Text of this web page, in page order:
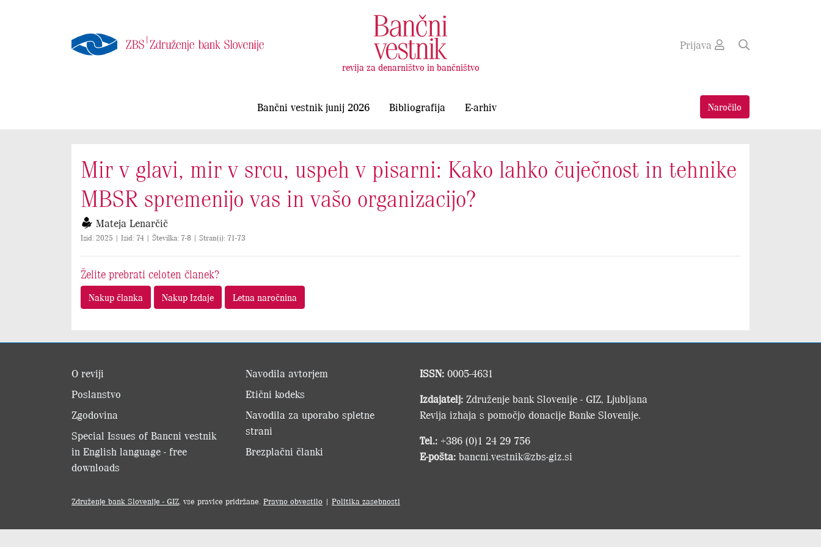
revija za denarništvo in bančništvo
Prijava
Bančni vestnik junij 2026 Bibliografija E-arhiv Naročilo
Mir v glavi, mir v srcu, uspeh v pisarni: Kako lahko čuječnost in tehnike
MBSR spremenijo vas in vašo organizacijo?
Mateja Lenarčič
Izid: 2025 | Izid: 74 | Številka: 7-8 | Stran(i): 71-73
Želite prebrati celoten članek?
Nakup članka Nakup Izdaje Letna naročnina
O reviji
Poslanstvo
Zgodovina
Special Issues of Bancni vestnik
in English language - free
downloads
Navodila avtorjem
Etični kodeks
Navodila za uporabo spletne
strani
Brezplačni članki
ISSN: 0005-4631
Izdajatelj: Združenje bank Slovenije - GIZ, Ljubljana
Revija izhaja s pomočjo donacije Banke Slovenije.
Tel.: +386 (0)1 24 29 756
E-pošta: bancni.vestnik@zbs-giz.si
Združenje bank Slovenije - GIZ, vse pravice pridržane. Pravno obvestilo | Politika zasebnosti